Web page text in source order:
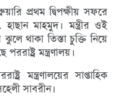
প্রথম দ্বিপক্ষীয় সফরে
হাছান মাহমুদ। মন্ত্রীর ওই
থাকা তিস্তা চুক্তি নি‌য়ে
মন্ত্রণালয়।
মন্ত্রণালয়ের সাপ্তাহিক
সাবরীন।